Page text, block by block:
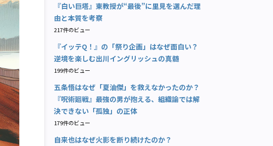
『白い巨塔』東教授が“最後”に里見を選んだ理
由と本質を考察
217件のビュー
『イッテQ！』の「祭り企画」はなぜ面白い？
逆境を楽しむ出川イングリッシュの真髄
199件のビュー
五条悟はなぜ「夏油傑」を救えなかったのか？
『呪術廻戦』最強の男が抱える、組織論では解
決できない「孤独」の正体
179件のビュー
自来也はなぜ火影を断り続けたのか？